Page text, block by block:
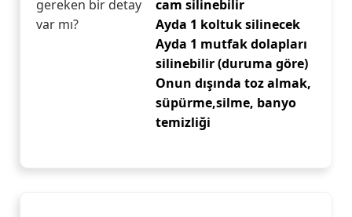
gereken bir detay
var mı?
cam silinebilir
Ayda 1 koltuk silinecek
Ayda 1 mutfak dolapları
silinebilir (duruma göre)
Onun dışında toz almak,
süpürme,silme, banyo
temizliği